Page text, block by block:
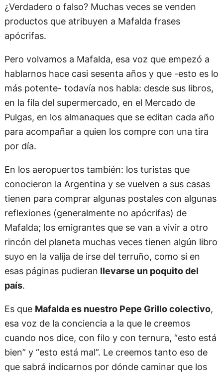
¿Verdadero o falso? Muchas veces se venden
productos que atribuyen a Mafalda frases
apócrifas.
Pero volvamos a Mafalda, esa voz que empezó a
hablarnos hace casi sesenta años y que -esto es lo
más potente- todavía nos habla: desde sus libros,
en la fila del supermercado, en el Mercado de
Pulgas, en los almanaques que se editan cada año
para acompañar a quien los compre con una tira
por día.
En los aeropuertos también: los turistas que
conocieron la Argentina y se vuelven a sus casas
tienen para comprar algunas postales con algunas
reflexiones (generalmente no apócrifas) de
Mafalda; los emigrantes que se van a vivir a otro
rincón del planeta muchas veces tienen algún libro
suyo en la valija de irse del terruño, como si en
esas páginas pudieran llevarse un poquito del
país.
Es que Mafalda es nuestro Pepe Grillo colectivo,
esa voz de la conciencia a la que le creemos
cuando nos dice, con filo y con ternura, “esto está
bien” y “esto está mal”. Le creemos tanto eso de
que sabrá indicarnos por dónde caminar que los